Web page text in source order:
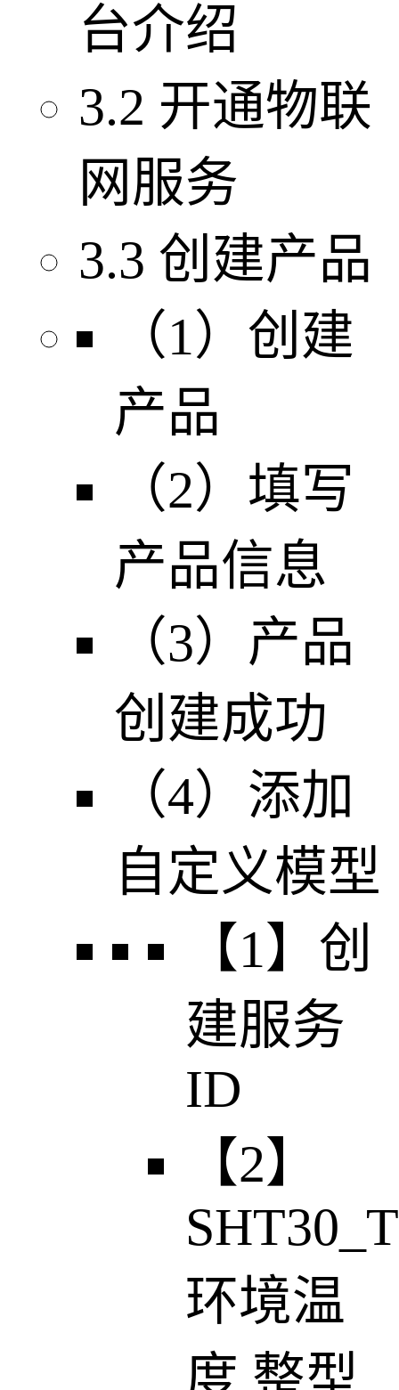
台介绍
3.2 开通物联
网服务
3.3 创建产品
（1）创建
产品
（2）填写
产品信息
（3）产品
创建成功
（4）添加
自定义模型
【1】创
建服务
ID
【2】
SHT30_T
环境温